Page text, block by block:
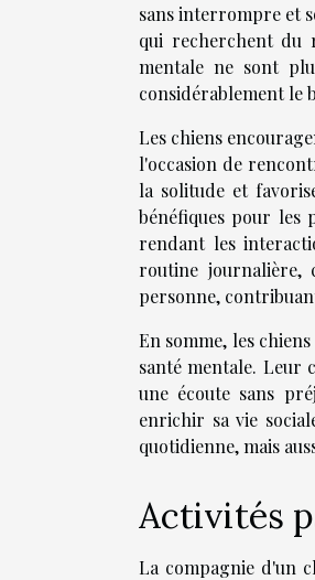
sans interrompre et
qui recherchent du
mentale ne sont
considérablement le
Les chiens
l'occasion de
la solitude et
bénéfiques pour les
rendant les
routine
personne,
En somme, les
santé mentale.
une écoute sans
enrichir sa vie
quotidienne, mais
Activités
La compagnie d'un